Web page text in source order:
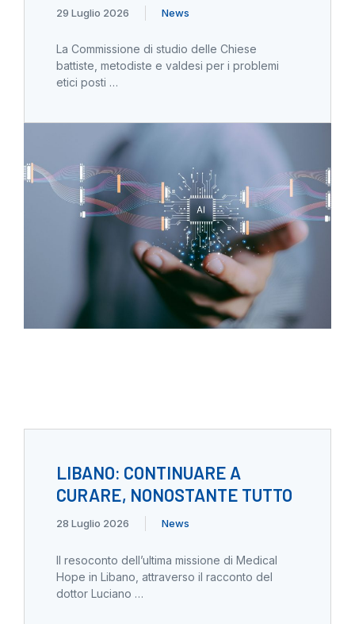
29 Luglio 2026 News
La Commissione di studio delle Chiese
battiste, metodiste e valdesi per i problemi
etici posti …
LIBANO: CONTINUARE A
CURARE, NONOSTANTE TUTTO
28 Luglio 2026 News
Il resoconto dell’ultima missione di Medical
Hope in Libano, attraverso il racconto del
dottor Luciano …